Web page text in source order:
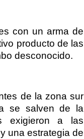
con un arma de
producto de las
desconocido.
de la zona sur
se salven de la
exigieron a las
una estrategia de